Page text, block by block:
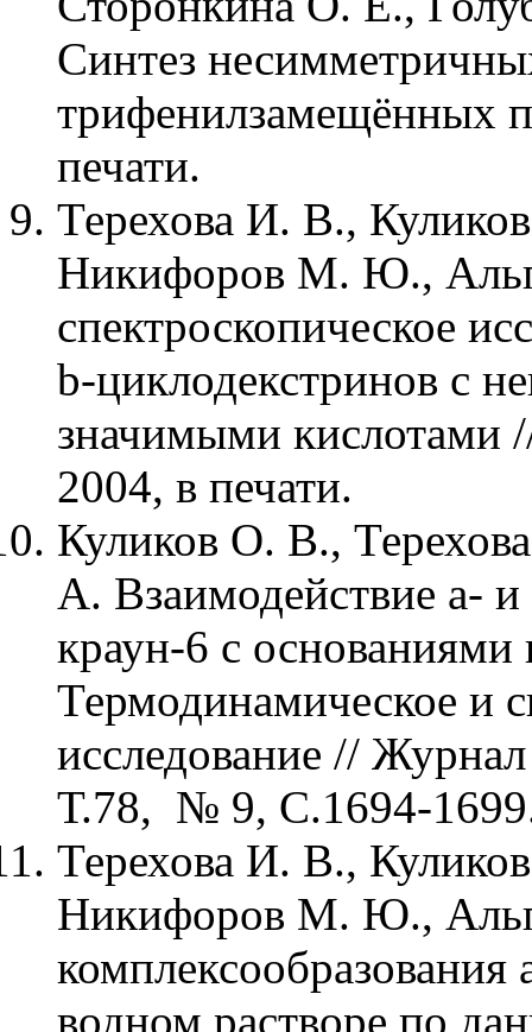
Синтез
трифенилзамещённых
печати.
Терехова И. В.,
Никифоров М. Ю.,
спектроскопическое
b-циклодекстринов с
значимыми кислотами
2004, в печати.
Куликов О. В.,
А. Взаимодействие a-
краун-6 с основаниями
Термодинамическое и
исследование //
Т.78, № 9, С.1694-
Терехова И. В.,
Никифоров М. Ю.,
водном растворе по